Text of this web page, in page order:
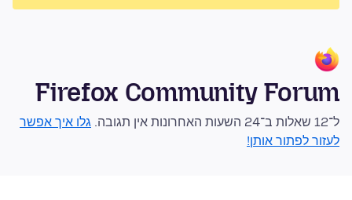
Firefox Community Forum
ל־12 שאלות ב־24 השעות האחרונות אין תגובה.
גלו איך אפשר
לעזור לפתור אותן!